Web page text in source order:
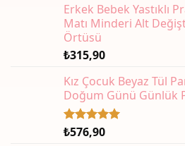
Erkek Bebek Yastıklı
Matı Minderi Alt
Örtüsü
₺315,90
Kız Çocuk Beyaz Tül
Doğum Günü Günlük
5 üzerinden
₺576,90